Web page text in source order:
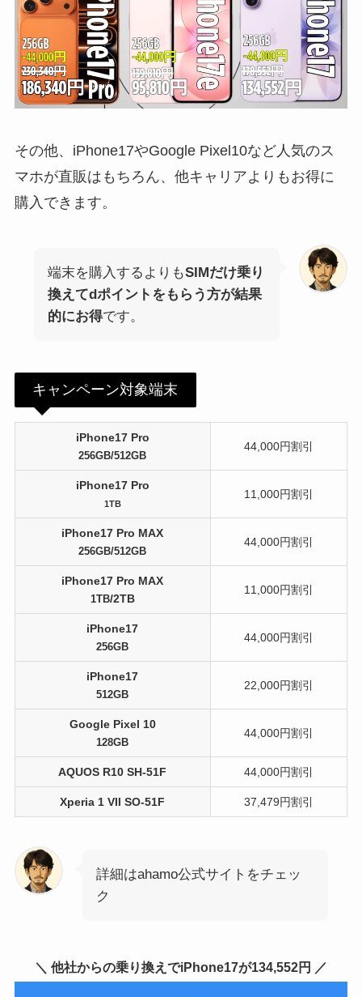
その他、iPhone17やGoogle Pixel10など人気のス
マホが直販はもちろん、他キャリアよりもお得に
購入できます。
端末を購入するよりもSIMだけ乗り
換えてdポイントをもらう方が結果
的にお得です。
キャンペーン対象端末
iPhone17 Pro
256GB/512GB
44,000円割引
iPhone17 Pro
1TB
11,000円割引
iPhone17 Pro MAX
256GB/512GB
44,000円割引
iPhone17 Pro MAX
1TB/2TB
11,000円割引
iPhone17
256GB
44,000円割引
iPhone17
512GB
22,000円割引
Google Pixel 10
128GB
44,000円割引
AQUOS R10 SH-51F 44,000円割引
Xperia 1 VII SO-51F 37,479円割引
詳細はahamo公式サイトをチェッ
ク
＼ 他社からの乗り換えでiPhone17が134,552円 ／